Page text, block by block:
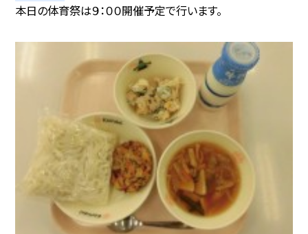
本日の体育祭は９：００開催予定で行います。